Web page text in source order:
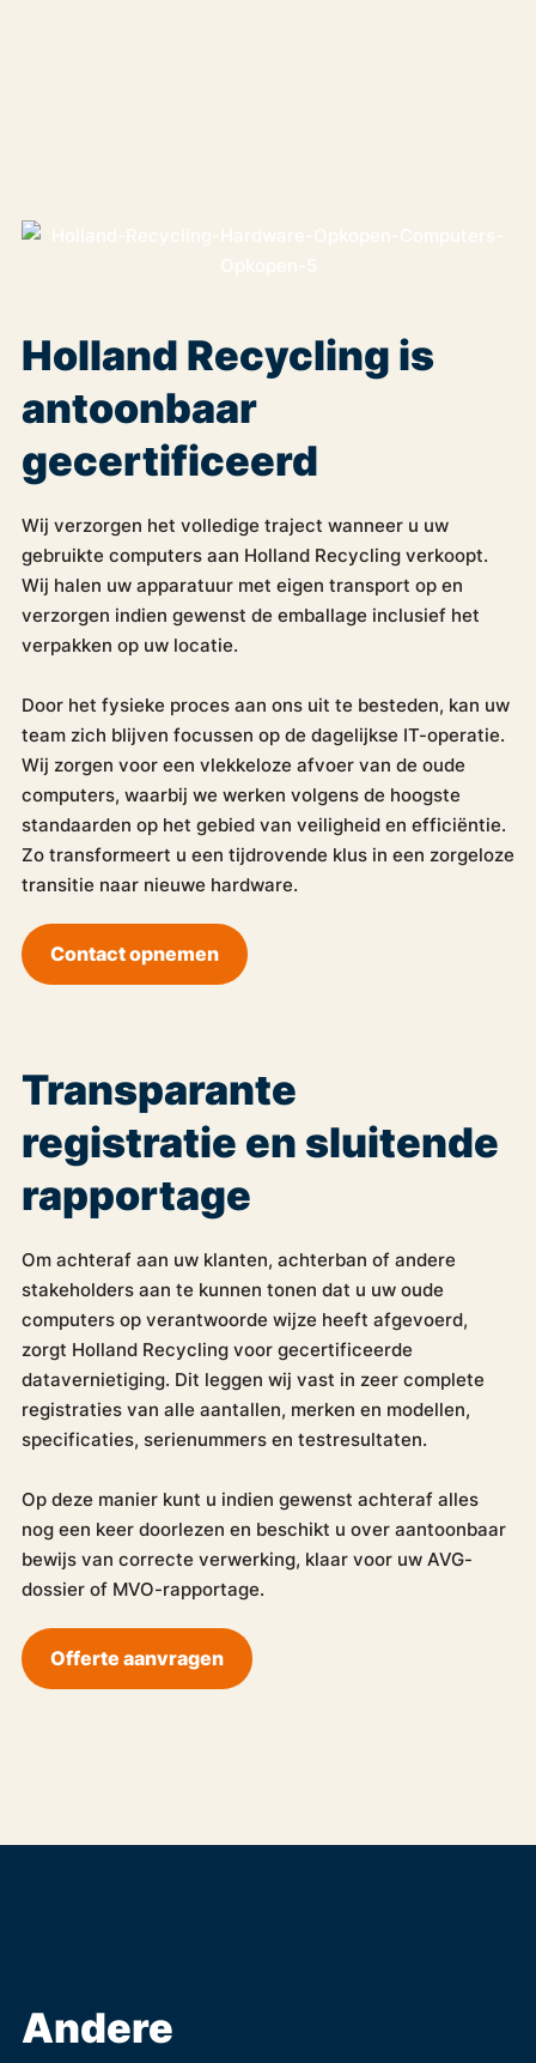
Holland Recycling is
antoonbaar
gecertificeerd
Wij verzorgen het volledige traject wanneer u uw
gebruikte computers aan Holland Recycling verkoopt.
Wij halen uw apparatuur met eigen transport op en
verzorgen indien gewenst de emballage inclusief het
verpakken op uw locatie.
Door het fysieke proces aan ons uit te besteden, kan uw
team zich blijven focussen op de dagelijkse IT-operatie.
Wij zorgen voor een vlekkeloze afvoer van de oude
computers, waarbij we werken volgens de hoogste
standaarden op het gebied van veiligheid en efficiëntie.
Zo transformeert u een tijdrovende klus in een zorgeloze
transitie naar nieuwe hardware.
Contact opnemen
Transparante
registratie en sluitende
rapportage
Om achteraf aan uw klanten, achterban of andere
stakeholders aan te kunnen tonen dat u uw oude
computers op verantwoorde wijze heeft afgevoerd,
zorgt Holland Recycling voor gecertificeerde
datavernietiging. Dit leggen wij vast in zeer complete
registraties van alle aantallen, merken en modellen,
specificaties, serienummers en testresultaten.
Op deze manier kunt u indien gewenst achteraf alles
nog een keer doorlezen en beschikt u over aantoonbaar
bewijs van correcte verwerking, klaar voor uw AVG-
dossier of MVO-rapportage.
Offerte aanvragen
Andere